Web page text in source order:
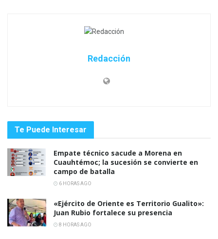
Redacción
Te Puede Interesar
Empate técnico sacude a Morena en
Cuauhtémoc; la sucesión se convierte en
campo de batalla
6 HORAS AGO
«Ejército de Oriente es Territorio Gualito»:
Juan Rubio fortalece su presencia
8 HORAS AGO